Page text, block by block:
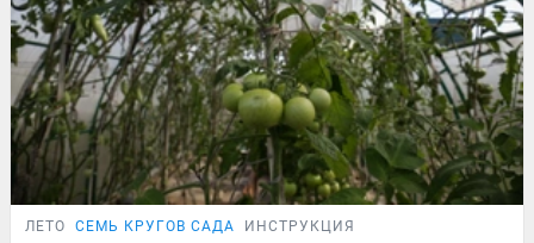
ЛЕТО СЕМЬ КРУГОВ САДА ИНСТРУКЦИЯ